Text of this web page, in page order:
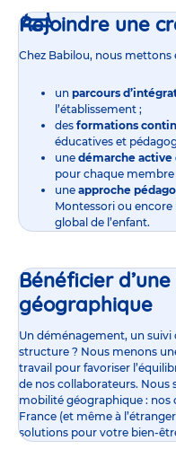
Rejoindre une
Chez Babilou, nous mettons
un parcours
l’établissement ;
des formations
éducatives et
une démarche active
pour chaque membre
une approche
Montessori ou
global de l’enfant.
Bénéficier
géographique
Un déménagement, un
structure ? Nous menons
travail pour favoriser
de nos collaborateurs. Nous
mobilité géographique : nos
France (et même à
solutions pour votre bien-